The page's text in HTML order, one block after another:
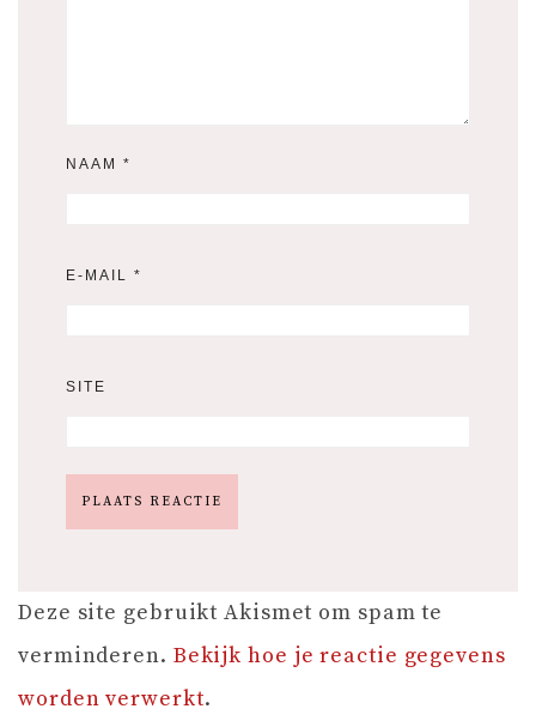
NAAM *
E-MAIL *
SITE
Deze site gebruikt Akismet om spam te
verminderen. Bekijk hoe je reactie gegevens
worden verwerkt.